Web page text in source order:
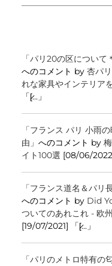
「パリ20の区について
へのコメント by 杏パ
れな家具やインテリア
「[̷...」
「フランス パリ 小雨
由」 へのコメント by
イト100選 [08/06/2022]
「フランス道名＆パリ
へのコメント by Did
ついてのあれこれ - 欧
[19/07/2021] 「[̷...」
「パリのメトロ特有の